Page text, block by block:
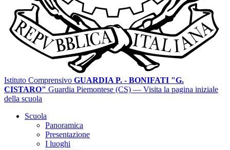
Istituto Comprensivo GUARDIA P. - BONIFATI "G.
CISTARO" Guardia Piemontese (CS) — Visita la pagina iniziale
della scuola
Scuola
Panoramica
Presentazione
I luoghi